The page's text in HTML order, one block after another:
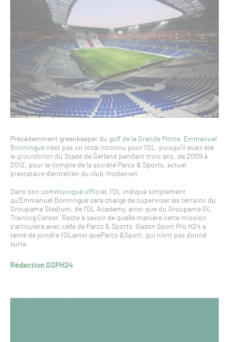
Précédemment greenkeeper du golf de la Grande Motte, Emmanuel
Bonninguen’est pas un total inconnu pour l’OL, puisqu’il avait été
le groundsman du Stade de Gerland pendant trois ans, de 2009 à
2012, pour le compte de la société Parcs & Sports, actuel
prestataire d’entretien du club rhodanien.
Dans son communiqué officiel , l’OL indique simplement
qu’Emmanuel Bonningue sera chargé de superviser les terrains du
Groupama Stadium, de l’OL Academy, ainsi que du Groupama OL
Training Center. Reste à savoir de quelle manière cette mission
s’articulera avec celle de Parcs & Sports. Gazon Sport Pro H24 a
tenté de joindre l’OLainsi queParcs &Sport, qui n’ont pas donné
suite.
Rédaction GSPH24